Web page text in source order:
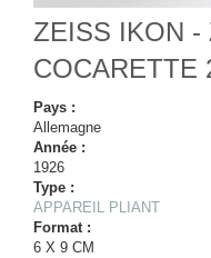
ZEISS IKON -
COCARETTE
Pays :
Allemagne
Année :
1926
Type :
APPAREIL PLIANT
Format :
6 X 9 CM